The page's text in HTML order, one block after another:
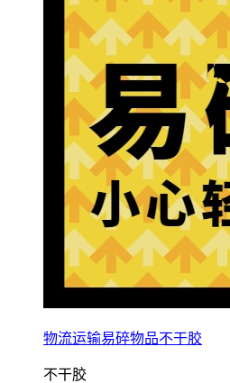
物流运输易碎物品不干胶
不干胶